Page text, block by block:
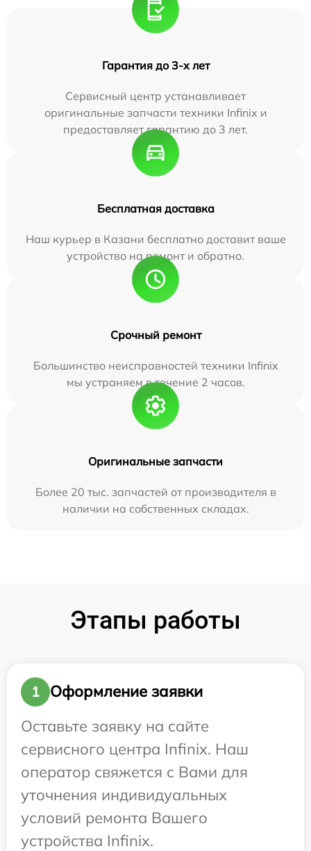
Гарантия до 3-х лет
Сервисный центр устанавливает
оригинальные запчасти техники Infinix и
предоставляет гарантию до 3 лет.
Бесплатная доставка
Наш курьер в Казани бесплатно доставит ваше
устройство на ремонт и обратно.
Срочный ремонт
Большинство неисправностей техники Infinix
мы устраняем в течение 2 часов.
Оригинальные запчасти
Более 20 тыс. запчастей от производителя в
наличии на собственных складах.
Этапы работы
1
Оформление заявки
Оставьте заявку на сайте
сервисного центра Infinix. Наш
оператор свяжется с Вами для
уточнения индивидуальных
условий ремонта Вашего
устройства Infinix.